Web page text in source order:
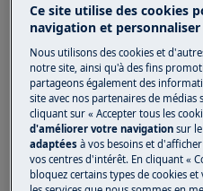
retirent une certaine
taille de la cuisine, du
quantité de vapeur
Vérifiez la hotte
extérieure, sur le
mur extérieur.
Vérifiez la
sortie d'air
Ce site utilise des cookies
navigation et
Nous utilisons des cookies et
notre site, ainsi qu'à des fins
partageons également des
site avec nos partenaires de médias
cliquant sur « Accepter tous les
d'améliorer votre navigation sur
adaptées à vos besoins et
vos centres d'intérêt. En cliquant «
bloquez certains types de cookies